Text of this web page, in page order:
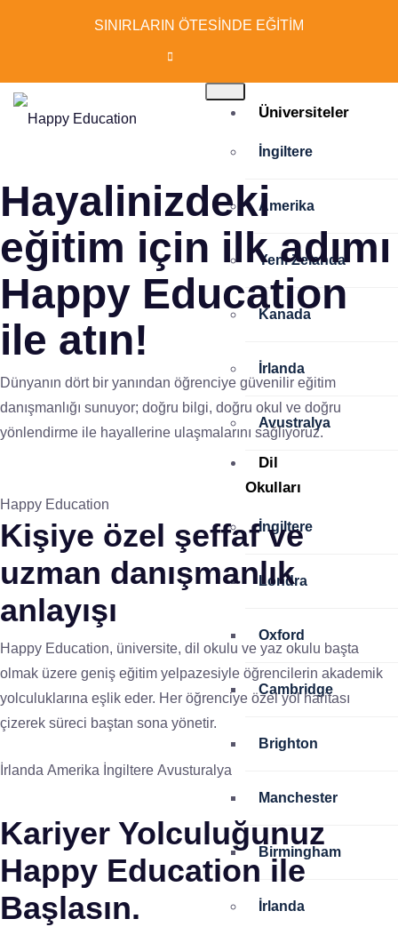
SINIRLARIN ÖTESİNDE EĞİTİM
Üniversiteler
İngiltere
Amerika
Yeni Zelanda
Kanada
İrlanda
Avustralya
Dil
Okulları
İngiltere
Londra
Oxford
Cambridge
Brighton
Manchester
Birmingham
İrlanda
Hayalinizdeki
eğitim için ilk adımı
Happy Education
ile atın!
Dünyanın dört bir yanından öğrenciye güvenilir eğitim
danışmanlığı sunuyor; doğru bilgi, doğru okul ve doğru
yönlendirme ile hayallerine ulaşmalarını sağlıyoruz.
Happy Education
Kişiye özel şeffaf ve
uzman danışmanlık
anlayışı
Happy Education, üniversite, dil okulu ve yaz okulu başta
olmak üzere geniş eğitim yelpazesiyle öğrencilerin akademik
yolculuklarına eşlik eder. Her öğrenciye özel yol haritası
çizerek süreci baştan sona yönetir.
İrlanda Amerika İngiltere Avusturalya
Kariyer Yolculuğunuz
Happy Education ile
Başlasın.